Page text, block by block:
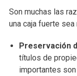
Son muchas las
una caja fuerte
Preservación
títulos de
importantes